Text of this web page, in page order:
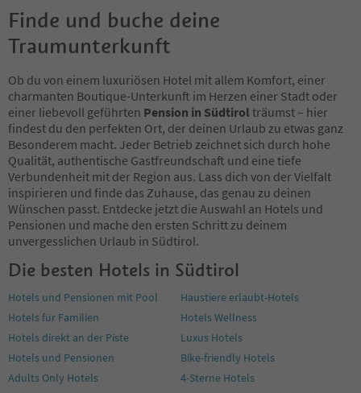
84
85
86
88
89
90
91
92
93
94
95
96
97
98
100
102
103
104
105
107
Finde und buche deine
Traumunterkunft
Ob du von einem luxuriösen Hotel mit allem Komfort, einer
charmanten Boutique-Unterkunft im Herzen einer Stadt oder
einer liebevoll geführten Pension in Südtirol träumst – hier
findest du den perfekten Ort, der deinen Urlaub zu etwas ganz
Besonderem macht. Jeder Betrieb zeichnet sich durch hohe
Qualität, authentische Gastfreundschaft und eine tiefe
Verbundenheit mit der Region aus. Lass dich von der Vielfalt
inspirieren und finde das Zuhause, das genau zu deinen
Wünschen passt. Entdecke jetzt die Auswahl an Hotels und
Pensionen und mache den ersten Schritt zu deinem
unvergesslichen Urlaub in Südtirol.
Die besten Hotels in Südtirol
Hotels und Pensionen mit Pool
Haustiere erlaubt-Hotels
Hotels für Familien
Hotels Wellness
Hotels direkt an der Piste
Luxus Hotels
Hotels und Pensionen
Bike-friendly Hotels
Adults Only Hotels
4-Sterne Hotels